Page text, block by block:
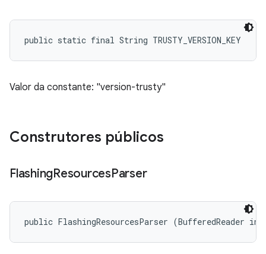
public static final String TRUSTY_VERSION_KEY
Valor da constante: "version-trusty"
Construtores públicos
FlashingResourcesParser
public FlashingResourcesParser (BufferedReader